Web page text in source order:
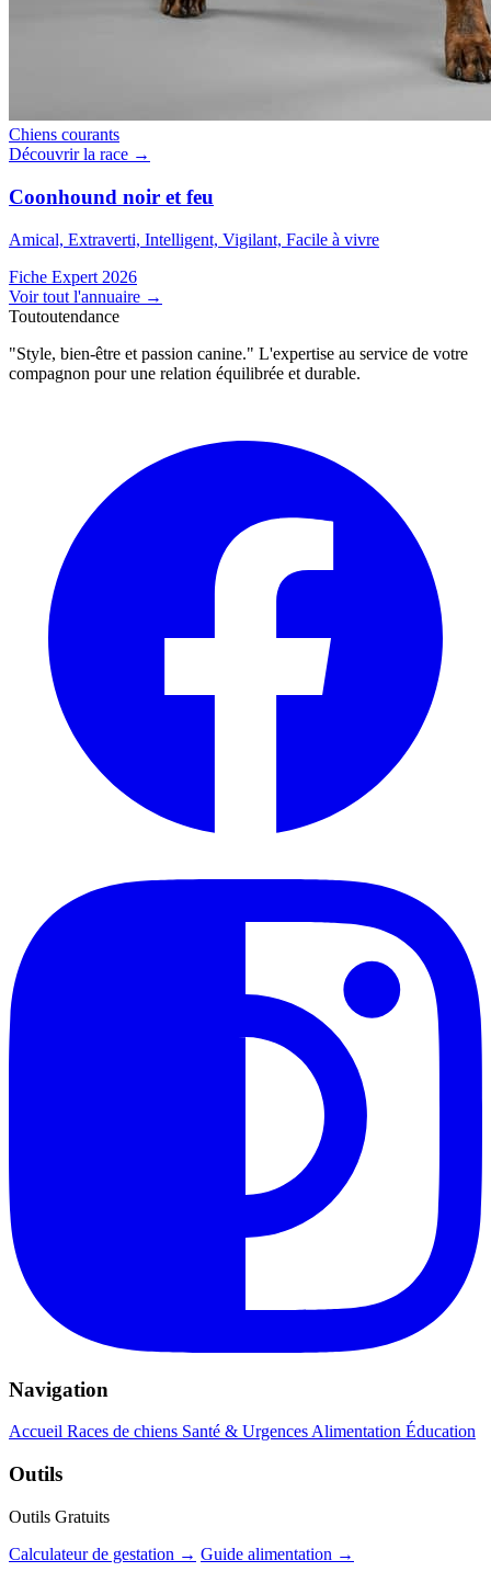
Chiens courants
Découvrir la race →
Coonhound noir et feu
Amical, Extraverti, Intelligent, Vigilant, Facile à vivre
Fiche Expert 2026
Voir tout l'annuaire →
Toutoutendance
"Style, bien-être et passion canine." L'expertise au service de votre
compagnon pour une relation équilibrée et durable.
Navigation
Accueil Races de chiens Santé & Urgences Alimentation Éducation
Outils
Outils Gratuits
Calculateur de gestation → Guide alimentation →